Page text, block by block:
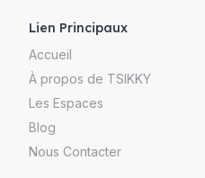
Lien Principaux
Accueil
À propos de TSIKKY
Les Espaces
Blog
Nous Contacter